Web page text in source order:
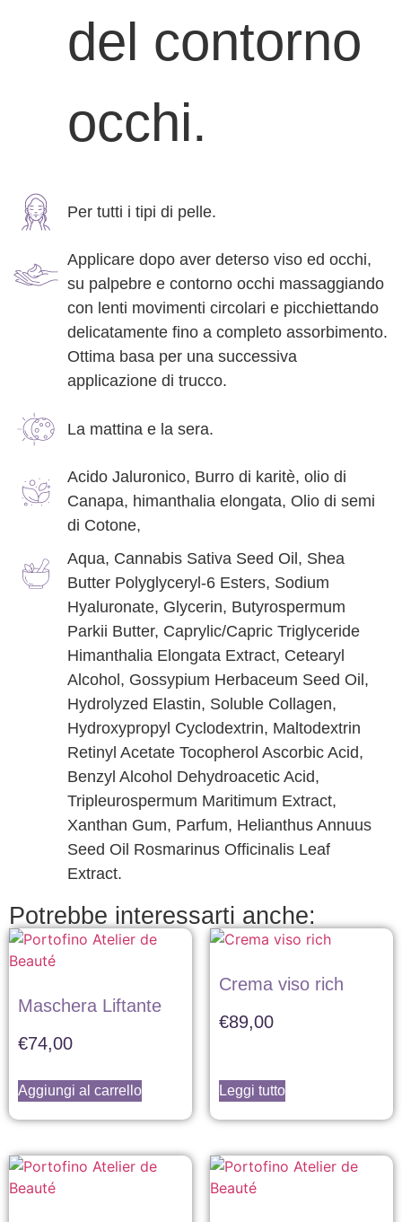
del contorno
occhi.
Per tutti i tipi di pelle.
Applicare dopo aver deterso viso ed occhi,
su palpebre e contorno occhi massaggiando
con lenti movimenti circolari e picchiettando
delicatamente fino a completo assorbimento.
Ottima basa per una successiva
applicazione di trucco.
La mattina e la sera.
Acido Jaluronico, Burro di karitè, olio di
Canapa, himanthalia elongata, Olio di semi
di Cotone,
Aqua, Cannabis Sativa Seed Oil, Shea
Butter Polyglyceryl-6 Esters, Sodium
Hyaluronate, Glycerin, Butyrospermum
Parkii Butter, Caprylic/Capric Triglyceride
Himanthalia Elongata Extract, Cetearyl
Alcohol, Gossypium Herbaceum Seed Oil,
Hydrolyzed Elastin, Soluble Collagen,
Hydroxypropyl Cyclodextrin, Maltodextrin
Retinyl Acetate Tocopherol Ascorbic Acid,
Benzyl Alcohol Dehydroacetic Acid,
Tripleurospermum Maritimum Extract,
Xanthan Gum, Parfum, Helianthus Annuus
Seed Oil Rosmarinus Officinalis Leaf
Extract.
Potrebbe interessarti anche:
Maschera Liftante
€74,00
Aggiungi al carrello
Crema viso rich
€89,00
Leggi tutto